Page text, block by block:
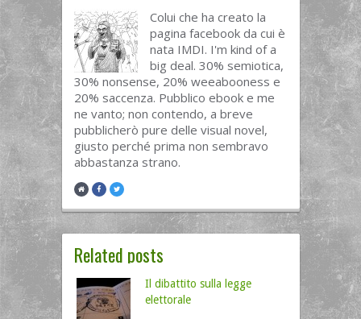
Colui che ha creato la
pagina facebook da cui è
nata IMDI. I'm kind of a
big deal. 30% semiotica,
30% nonsense, 20% weeabooness e
20% saccenza. Pubblico ebook e me
ne vanto; non contendo, a breve
pubblicherò pure delle visual novel,
giusto perché prima non sembravo
abbastanza strano.
Related posts
Il dibattito sulla legge
elettorale